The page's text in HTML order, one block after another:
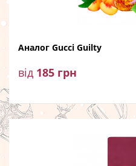
Аналог Gucci Guilty
від 185 грн